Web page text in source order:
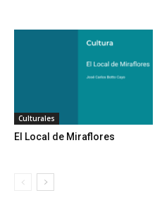
Culturales
El Local de Miraflores